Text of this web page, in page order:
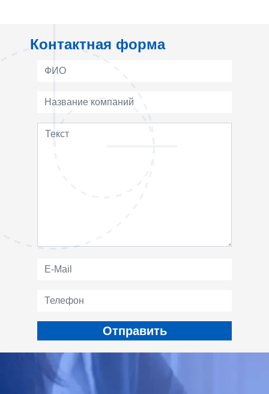
Контактная форма